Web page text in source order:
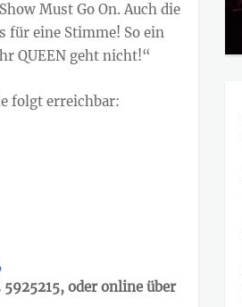
Must Go On. Auch die
für eine Stimme! So ein
QUEEN geht nicht!“
folgt erreichbar:
oder online über